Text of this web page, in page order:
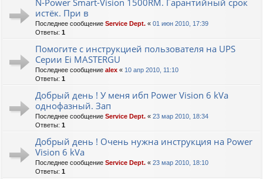
N-Power Smart-Vision 1500RM. Гарантийный срок
истёк. При в
Последнее сообщение Service Dept. « 01 июн 2010, 17:39
Ответы: 1
Помогите с инструкцией пользователя на UPS
Серии Ei MASTERGU
Последнее сообщение alex « 10 апр 2010, 11:10
Ответы: 1
Добрый день ! У меня ибп Power Vision 6 kVa
однофазный. Зап
Последнее сообщение Service Dept. « 23 мар 2010, 18:34
Ответы: 1
Добрый день ! Очень нужна инструкция на Power
Vision 6 kVa
Последнее сообщение Service Dept. « 23 мар 2010, 18:10
Ответы: 1